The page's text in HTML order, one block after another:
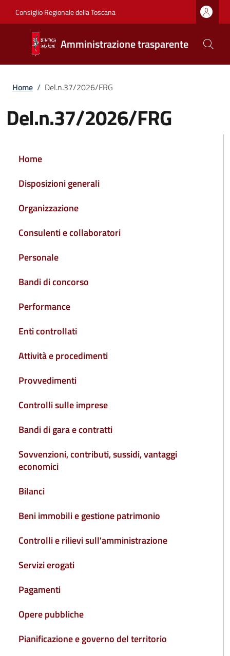
Consiglio Regionale della Toscana
Amministrazione trasparente
Briciole di pane
Home / Del.n.37/2026/FRG
Del.n.37/2026/FRG
NAVIGAZIONE PRINCIPALE
Home
Disposizioni generali
Organizzazione
Consulenti e collaboratori
Personale
Bandi di concorso
Performance
Enti controllati
Attività e procedimenti
Provvedimenti
Controlli sulle imprese
Bandi di gara e contratti
Sovvenzioni, contributi, sussidi, vantaggi
economici
Bilanci
Beni immobili e gestione patrimonio
Controlli e rilievi sull'amministrazione
Servizi erogati
Pagamenti
Opere pubbliche
Pianificazione e governo del territorio